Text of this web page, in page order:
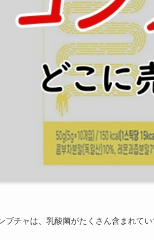
ブチャは、乳酸菌がたくさん含まれて